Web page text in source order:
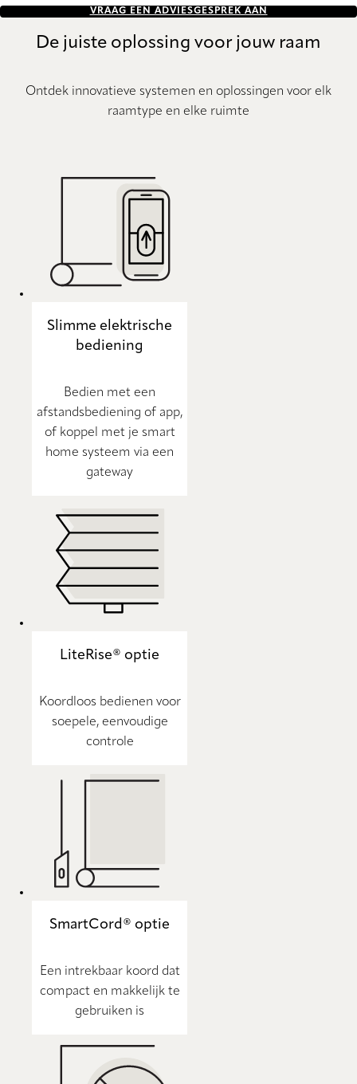
VRAAG EEN ADVIESGESPREK AAN
De juiste oplossing voor jouw raam
Ontdek innovatieve systemen en oplossingen voor elk
raamtype en elke ruimte
Slimme elektrische
bediening
Bedien met een
afstandsbediening of app,
of koppel met je smart
home systeem via een
gateway
LiteRise® optie
Koordloos bedienen voor
soepele, eenvoudige
controle
SmartCord® optie
Een intrekbaar koord dat
compact en makkelijk te
gebruiken is